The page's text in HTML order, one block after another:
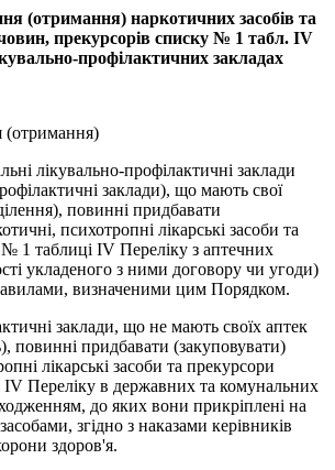
(отримання) наркотичних засобів та
прекурсорів списку № 1 табл. IV
профілактичних закладах
(отримання)
лікувально-профілактичні заклади
заклади), що мають свої
повинні придбавати
психотропні лікарські засоби та
1 таблиці IV Переліку з аптечних
укладеного з ними договору чи угоди)
визначеними цим Порядком.
заклади, що не мають своїх аптек
повинні придбавати (закуповувати)
лікарські засоби та прекурсори
Переліку в державних та комунальних
до яких вони прикріплені на
згідно з наказами керівників
здоров'я.